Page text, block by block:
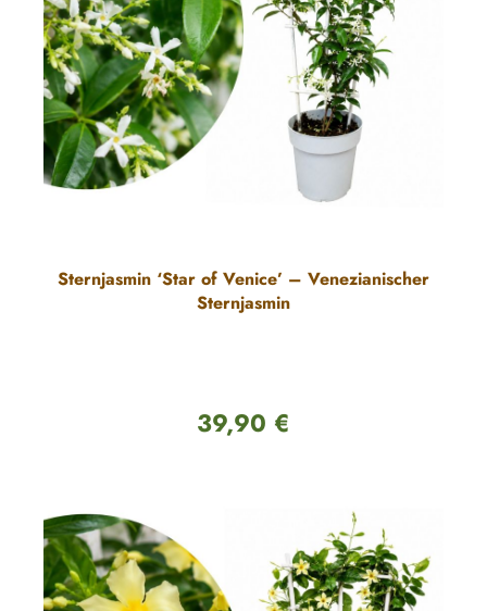
Sternjasmin ‘Star of Venice’ – Venezianischer
Sternjasmin
Regulärer Preis:
39,90 €